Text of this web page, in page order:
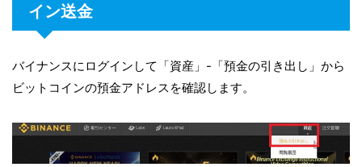
イン送金
バイナンスにログインして「資産」-「預金の引き出し」から
ビットコインの預金アドレスを確認します。